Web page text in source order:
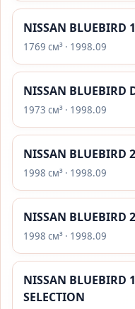
NISSAN BLUEBIRD
1769 см³ · 1998.09
NISSAN BLUEBIRD
1973 см³ · 1998.09
NISSAN BLUEBIRD
1998 см³ · 1998.09
NISSAN BLUEBIRD
1998 см³ · 1998.09
NISSAN BLUEBIRD
SELECTION